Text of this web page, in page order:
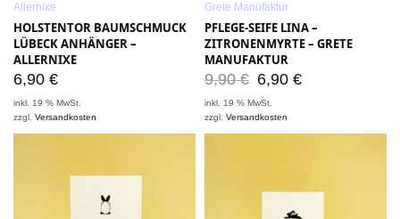
Allernixe
HOLSTENTOR BAUMSCHMUCK
LÜBECK ANHÄNGER –
ALLERNIXE
6,90 €
inkl. 19 % MwSt.
zzgl.Versandkosten
Grete Manufaktur
PFLEGE-SEIFE LINA –
ZITRONENMYRTE – GRETE
MANUFAKTUR
9,90€ 6,90 €
inkl. 19 % MwSt.
zzgl.Versandkosten